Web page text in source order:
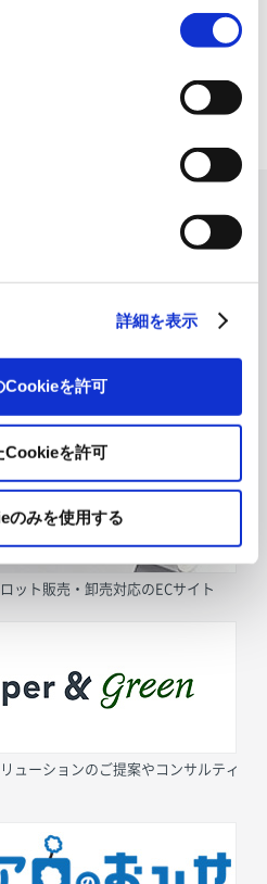
これらのクッキーが受け入
サイトの機能が制限される場
詳細を表示
Cookieを許可
Cookieを許可
のみを使用する
南 蚤の市2026 ×周南本屋通
パルプ商事は、2026年5月30日および31日に山口県...
ット販売・卸売対応のECサイト
ューションのご提案やコンサルティ